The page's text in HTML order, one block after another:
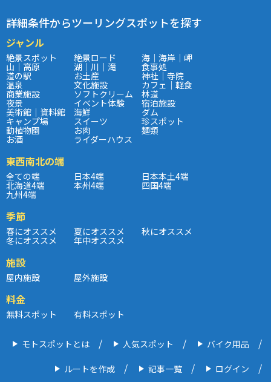
詳細条件からツーリングスポットを探す
ジャンル
絶景スポット 絶景ロード 海｜海岸｜岬
山｜高原 湖｜川｜滝 食事処
道の駅 お土産 神社｜寺院
温泉 文化施設 カフェ｜軽食
商業施設 ソフトクリーム 林道
夜景 イベント体験 宿泊施設
美術館｜資料館 海鮮 ダム
キャンプ場 スイーツ 珍スポット
動植物園 お肉 麺類
お酒 ライダーハウス
東西南北の端
全ての端 日本4端 日本本土4端
北海道4端 本州4端 四国4端
九州4端
季節
春にオススメ 夏にオススメ 秋にオススメ
冬にオススメ 年中オススメ
施設
屋内施設 屋外施設
料金
無料スポット 有料スポット
モトスポットとは 人気スポット バイク用品
ルートを作成 記事一覧 ログイン